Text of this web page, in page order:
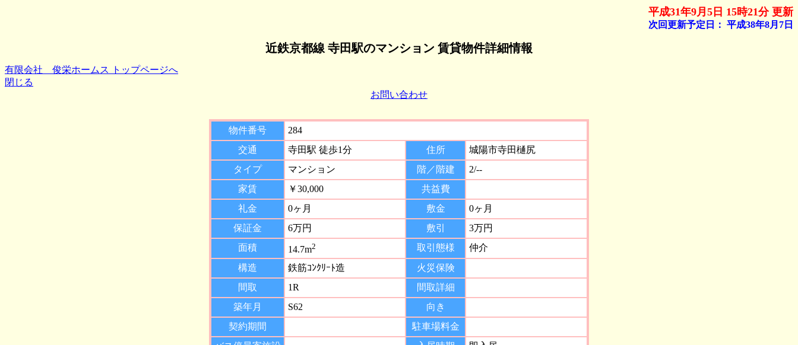
平成31年9月5日 15時21分 更新
次回更新予定日： 平成38年8月7日
近鉄京都線 寺田駅のマンション 賃貸物件詳細情報
有限会社 俊栄ホームス トップページへ
閉じる
お問い合わせ
物件番号
284
交通
寺田駅 徒歩1分 住所
城陽市寺田樋尻
タイプ
マンション 階／階建
2/--
家賃
￥30,000
共益費
礼金
0ヶ月 敷金
0ヶ月
保証金
6万円 敷引
3万円
面積
14.7m2 取引態様
仲介
構造
鉄筋ｺﾝｸﾘｰﾄ造
火災保険
間取
1R
間取詳細
築年月
S62
向き
契約期間
駐車場料金